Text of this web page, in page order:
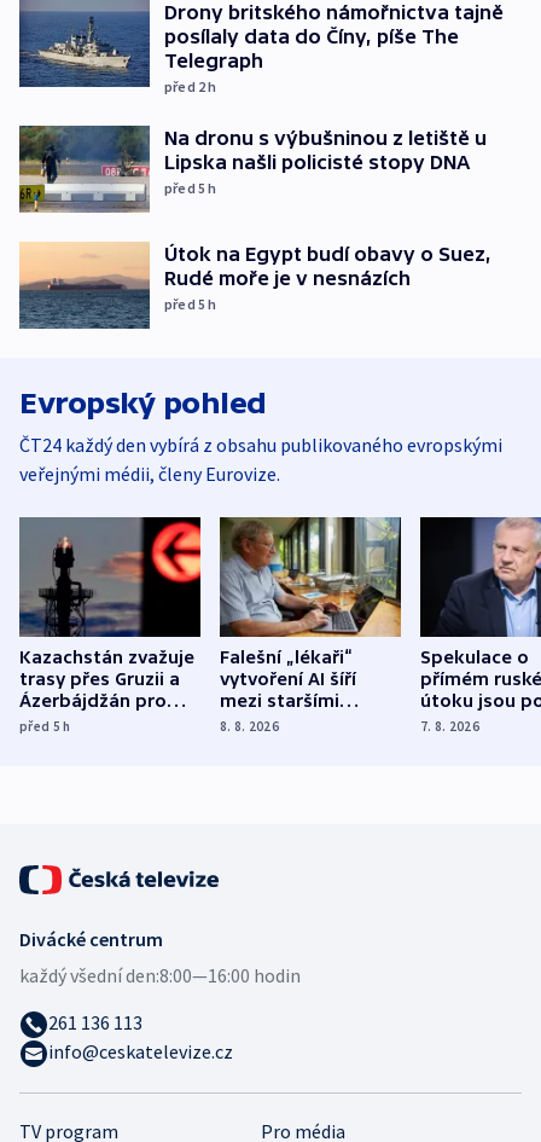
Drony britského námořnictva tajně
posílaly data do Číny, píše The
Telegraph
před 2h
Na dronu s výbušninou z letiště u
Lipska našli policisté stopy DNA
před 5h
Útok na Egypt budí obavy o Suez,
Rudé moře je v nesnázích
před 5h
Evropský pohled
ČT24 každý den vybírá z obsahu publikovaného evropskými
veřejnými médii, členy Eurovize.
Kazachstán zvažuje
trasy přes Gruzii a
Ázerbájdžán pro
vývoz ropy do
před 5h
Falešní „lékaři“
vytvoření AI šíří
mezi staršími
Poláky nebezpečné
8. 8. 2026
Spekulace o
přímém
útoku jsou
míní
7. 8. 2026
TV program Pro média
Divácké centrum
každý všední den:8:00—16:00 hodin
261 136 113
info@ceskatelevize.cz